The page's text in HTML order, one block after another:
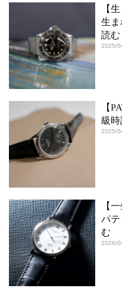
【
生ま
読む
2025/
【
級時
2025/
【
パ
む
2026/